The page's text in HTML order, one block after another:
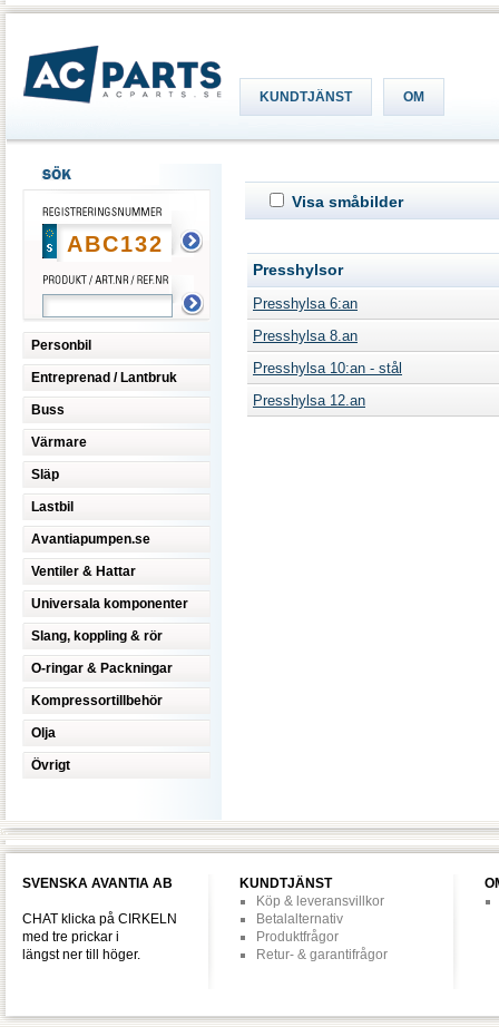
KUNDTJÄNST OM
Personbil
Entreprenad / Lantbruk
Buss
Värmare
Släp
Lastbil
Avantiapumpen.se
Ventiler & Hattar
Universala komponenter
Slang, koppling & rör
O-ringar & Packningar
Kompressortillbehör
Olja
Övrigt
Visa småbilder
Presshylsor
Presshylsa 6:an
Presshylsa 8.an
Presshylsa 10:an - stål
Presshylsa 12.an
SVENSKA AVANTIA AB
CHAT klicka på CIRKELN
med tre prickar i
längst ner till höger.
KUNDTJÄNST
Köp & leveransvillkor
Betalalternativ
Produktfrågor
Retur- & garantifrågor